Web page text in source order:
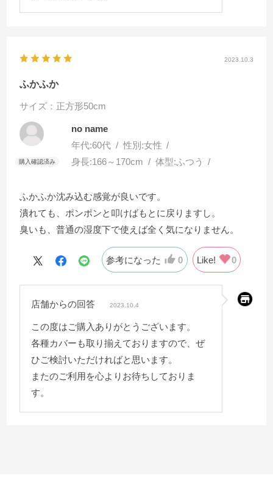
2023.10.3
ふかふか
サイズ：正方形50cm
no name
年代:60代 性別:女性
身長:166～170cm 体型:ふつう
ふかふか沈み込む感覚が良いです。
潰れても、ポンポンと叩けばもとに戻りますし。
臭いも、普通の湿度下で使えば全く気になりません。
参考になった 0 Like! 0
店舗からの回答 2023.10.4
この度はご購入ありがとうございます。
各種カバーも取り揃えておりますので、ぜ
ひご検討いただければと思います。
またのご利用を心よりお待ちしておりま
す。